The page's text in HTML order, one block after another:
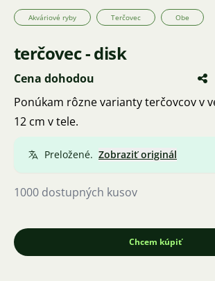
Akváriové ryby Terčovec Obe
terčovec - disk
Cena dohodou
Ponúkam rôzne varianty terčovcov v
12 cm v tele.
Preložené. Zobraziť originál
1000 dostupných kusov
Chcem kúpiť